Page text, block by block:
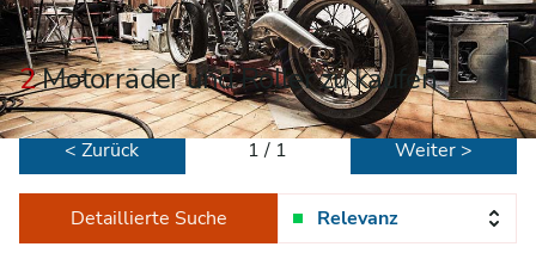
2Motorräder und Roller zu kaufen
< Zurück 1 / 1 Weiter >
Detaillierte Suche Relevanz